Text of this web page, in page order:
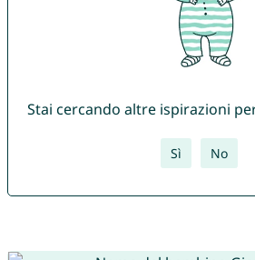
Stai cercando altre ispirazioni
Sì No